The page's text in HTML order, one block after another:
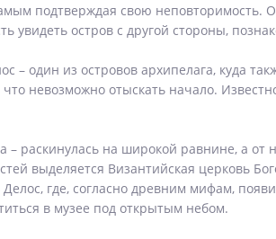
подтверждая свою неповторимость.
остров с другой стороны,
один из островов архипелага, куда
невозможно отыскать начало.
– раскинулась на широкой равнине, а от
выделяется Византийская церковь
где, согласно древним мифам,
в музее под открытым небом.